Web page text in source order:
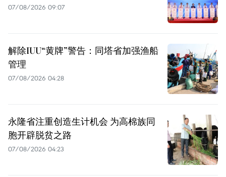
07/08/2026 09:07
解除IUU“黄牌”警告：同塔省加强渔船
管理
07/08/2026 04:28
永隆省注重创造生计机会 为高棉族同
胞开辟脱贫之路
07/08/2026 04:23